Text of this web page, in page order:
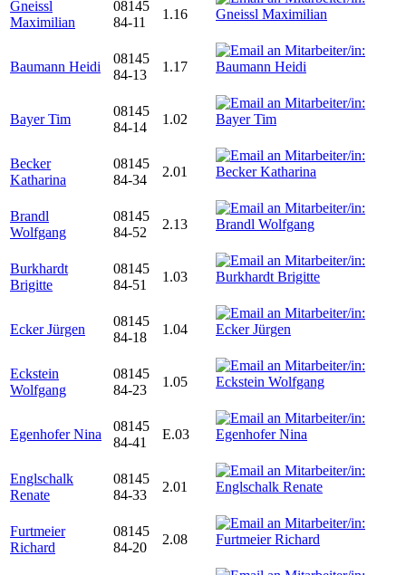
Gneissl
Maximilian
08145
84-11
1.16
Baumann Heidi
08145
84-13
1.17
Bayer Tim
08145
84-14
1.02
Becker
Katharina
08145
84-34
2.01
Brandl
Wolfgang
08145
84-52
2.13
Burkhardt
Brigitte
08145
84-51
1.03
Ecker Jürgen
08145
84-18
1.04
Eckstein
Wolfgang
08145
84-23
1.05
Egenhofer Nina
08145
84-41
E.03
Englschalk
Renate
08145
84-33
2.01
Furtmeier
Richard
08145
84-20
2.08